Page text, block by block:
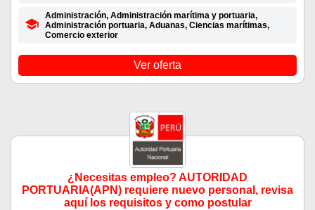
Administración, Administración marítima y portuaria,
Administración portuaria, Aduanas, Ciencias marítimas,
Comercio exterior
Ver oferta
¿Necesitas empleo? AUTORIDAD
PORTUARIA(APN) requiere nuevo personal, revisa
aquí los requisitos y como postular